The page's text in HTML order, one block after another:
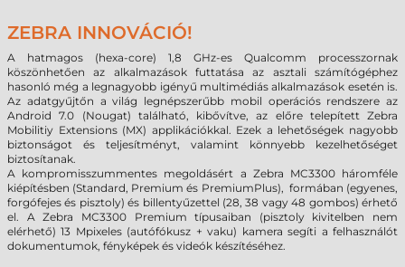
ZEBRA INNOVÁCIÓ!
A hatmagos (hexa-core) 1,8 GHz-es Qualcomm processzornak
köszönhetően az alkalmazások futtatása az asztali számítógéphez
hasonló még a legnagyobb igényű multimédiás alkalmazások esetén is.
Az adatgyűjtőn a világ legnépszerűbb mobil operációs rendszere az
Android 7.0 (Nougat) található, kibővítve, az előre telepített Zebra
Mobilitiy Extensions (MX) applikációkkal. Ezek a lehetőségek nagyobb
biztonságot és teljesítményt, valamint könnyebb kezelhetőséget
biztosítanak.
A kompromisszummentes megoldásért a Zebra MC3300 háromféle
kiépítésben (Standard, Premium és PremiumPlus), formában (egyenes,
forgófejes és pisztoly) és billentyűzettel (28, 38 vagy 48 gombos) érhető
el. A Zebra MC3300 Premium típusaiban (pisztoly kivitelben nem
elérhető) 13 Mpixeles (autófókusz + vaku) kamera segíti a felhasználót
dokumentumok, fényképek és videók készítéséhez.